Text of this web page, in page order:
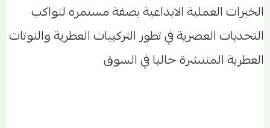
الخبرات العملية الابداعية بصفة مستمره لنواكب
التحديات العصرية في تطور التركيبات العطرية والنوتات
العطرية المنتشرة حاليا في السوق